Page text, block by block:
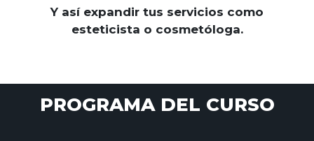
Y así expandir tus servicios como
esteticista o cosmetóloga.
PROGRAMA DEL CURSO